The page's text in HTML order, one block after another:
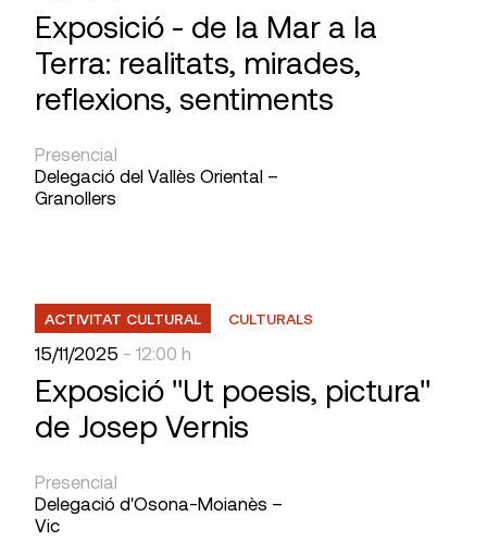
Exposició - de la Mar a la
Terra: realitats, mirades,
reflexions, sentiments
Presencial
Delegació del Vallès Oriental –
Granollers
ACTIVITAT CULTURAL CULTURALS
15/11/2025 - 12:00 h
Exposició "Ut poesis, pictura"
de Josep Vernis
Presencial
Delegació d'Osona-Moianès –
Vic